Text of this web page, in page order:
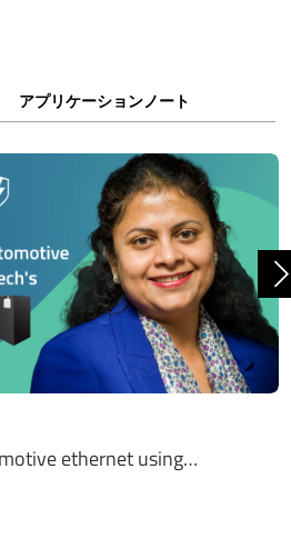
アプリケーションノート
ethernet using…